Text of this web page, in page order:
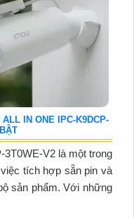
IN ONE IPC-K9DCP-
V2 là một trong
tích hợp sẵn pin và
sản phẩm. Với những